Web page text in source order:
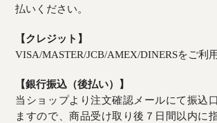
払いください。
【クレジット】
VISA/MASTER/JCB/AMEX/DINERSをご利
【銀行振込（後払い）】
当ショップより注文確認メールにて振込
ますので、商品受け取り後７日間以内に